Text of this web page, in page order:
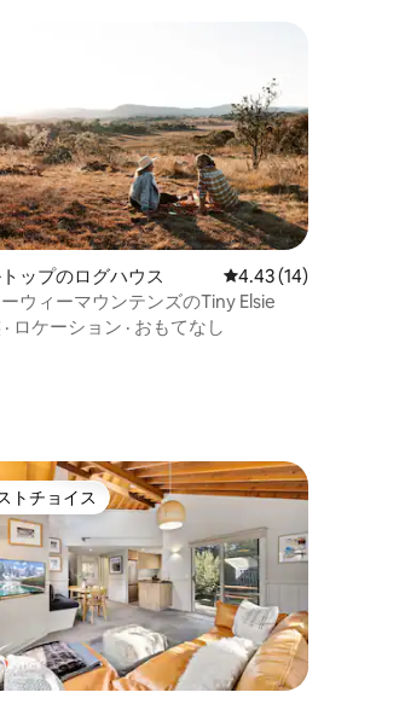
ップのログハウス レビュー14件、5つ
4.43 (14)
ウィーマウンテンズのTiny Elsie
· ロケーション · おもてなし
トチョイス
トチョイス